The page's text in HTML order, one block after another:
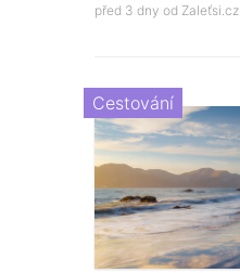
před 3 dny od Zaleťsi.cz
Cestování